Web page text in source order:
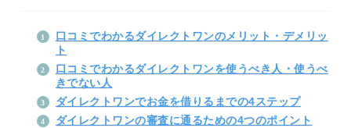
口コミでわかるダイレクトワンのメリット・デメリッ
ト
口コミでわかるダイレクトワンを使うべき人・使うべ
きでない人
ダイレクトワンでお金を借りるまでの4ステップ
ダイレクトワンの審査に通るための4つのポイント